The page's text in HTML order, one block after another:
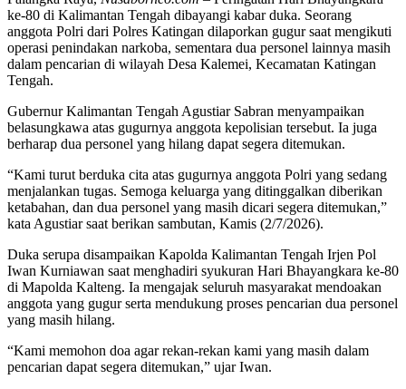
ke-80 di Kalimantan Tengah dibayangi kabar duka. Seorang
anggota Polri dari Polres Katingan dilaporkan gugur saat mengikuti
operasi penindakan narkoba, sementara dua personel lainnya masih
dalam pencarian di wilayah Desa Kalemei, Kecamatan Katingan
Tengah.
Gubernur Kalimantan Tengah Agustiar Sabran menyampaikan
belasungkawa atas gugurnya anggota kepolisian tersebut. Ia juga
berharap dua personel yang hilang dapat segera ditemukan.
“Kami turut berduka cita atas gugurnya anggota Polri yang sedang
menjalankan tugas. Semoga keluarga yang ditinggalkan diberikan
ketabahan, dan dua personel yang masih dicari segera ditemukan,”
kata Agustiar saat berikan sambutan, Kamis (2/7/2026).
Duka serupa disampaikan Kapolda Kalimantan Tengah Irjen Pol
Iwan Kurniawan saat menghadiri syukuran Hari Bhayangkara ke-80
di Mapolda Kalteng. Ia mengajak seluruh masyarakat mendoakan
anggota yang gugur serta mendukung proses pencarian dua personel
yang masih hilang.
“Kami memohon doa agar rekan-rekan kami yang masih dalam
pencarian dapat segera ditemukan,” ujar Iwan.